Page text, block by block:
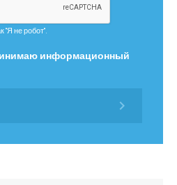
"Я не робот".
информационный